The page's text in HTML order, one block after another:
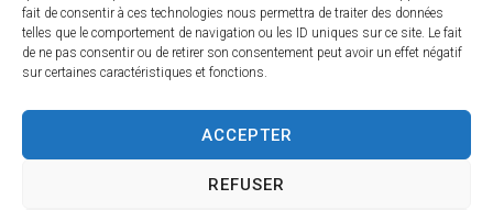
fait de consentir à ces technologies nous permettra de traiter des données
telles que le comportement de navigation ou les ID uniques sur ce site. Le fait
de ne pas consentir ou de retirer son consentement peut avoir un effet négatif
sur certaines caractéristiques et fonctions.
ACCEPTER
REFUSER
mairie@mairie-graulhet.fr
Horaires d'ouverture
Du lundi au vendredi :